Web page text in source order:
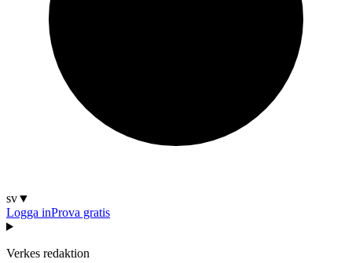
sv▼
Logga inProva gratis
Verkes redaktion